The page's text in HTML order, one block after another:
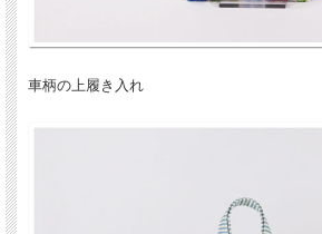
車柄の上履き入れ